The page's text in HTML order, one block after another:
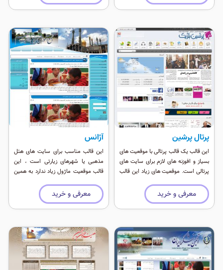
پرتال پرشین
این قالب یک قالب پرتالی با موقعیت های
بسیاز و افوزنه های لازم برای سایت های
پرتالی است. موقعیت های زیاد این قالب
مطالب کمک بسیاری می کند ، سبکی ،
زیبایی و کارآیی بالای این قالب مثال زدنی
است.
معرفی و خرید
آژانس
این قالب مناسب برای سایت های هتل
مذهبی یا شهرهای زیارتی است ، این
قالب موقعیت ماژول زیاد ندارد به همین
زیادی نیست.معرفی و خرید